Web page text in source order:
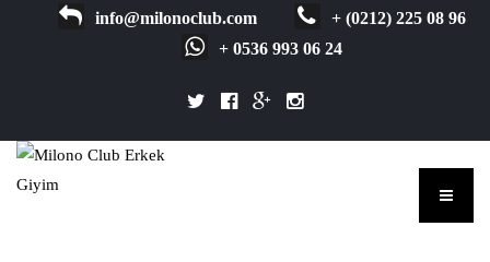
info@milonoclub.com
+ (0212) 225 08 96
+ 0536 993 06 24